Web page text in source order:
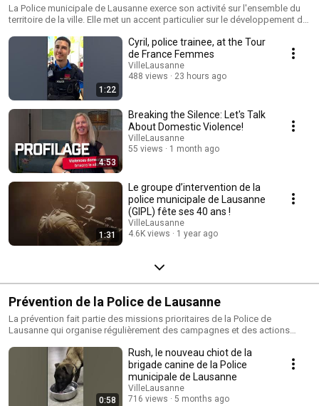
La Police municipale de Lausanne exerce son activité sur l'ensemble du
territoire de la ville. Elle met un accent particulier sur le développement de
et satisfaire les besoins sécuritaires de la population.
http://www.lausanne.ch/police
1:22
Cyril, police trainee, at the Tour
de France Femmes
VilleLausanne
488 views
23 hours ago
4:53
Breaking the Silence: Let's Talk
About Domestic Violence!
VilleLausanne
55 views
1 month ago
1:31
Le groupe d’intervention de la
police municipale de Lausanne
(GIPL) fête ses 40 ans !
VilleLausanne
4.6K views
1 year ago
Prévention de la Police de Lausanne
La prévention fait partie des missions prioritaires de la Police de
Lausanne qui organise régulièrement des campagnes et des actions
0:58
Rush, le nouveau chiot de la
brigade canine de la Police
municipale de Lausanne
VilleLausanne
716 views
5 months ago